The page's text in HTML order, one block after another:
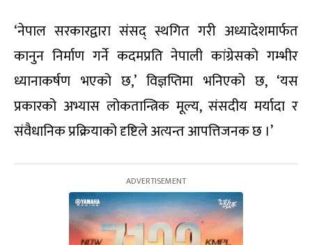
‘नेपाल सरकारद्वारा संसद् स्थगित गरी अध्यादेशमार्फत
कानुन निर्माण गर्ने कदमप्रति नेपाली कांग्रेसको गम्भीर
ध्यानाकर्षण भएको छ,’ विज्ञप्तिमा भनिएको छ, ‘यस
प्रकारको अभ्यास लोकतान्त्रिक मूल्य, संसदीय मर्यादा र
संवैधानिक प्रक्रियाको दृष्टिले अत्यन्त आपत्तिजनक छ ।’